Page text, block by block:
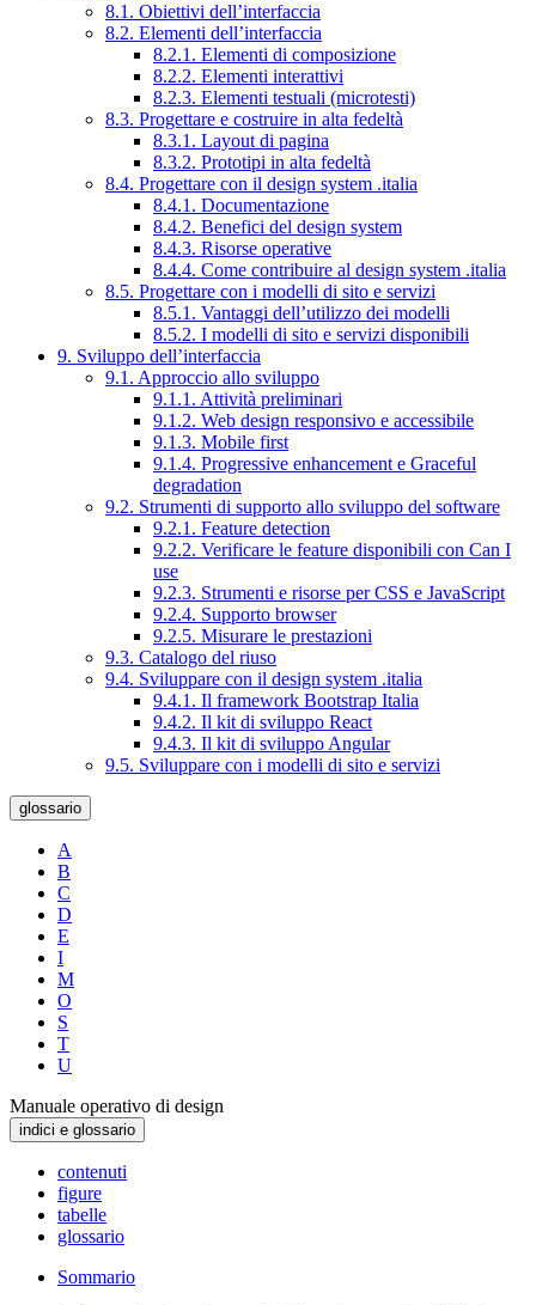
8.1. Obiettivi dell’interfaccia
8.2. Elementi dell’interfaccia
8.2.1. Elementi di composizione
8.2.2. Elementi interattivi
8.2.3. Elementi testuali (microtesti)
8.3. Progettare e costruire in alta fedeltà
8.3.1. Layout di pagina
8.3.2. Prototipi in alta fedeltà
8.4. Progettare con il design system .italia
8.4.1. Documentazione
8.4.2. Benefici del design system
8.4.3. Risorse operative
8.4.4. Come contribuire al design system .italia
8.5. Progettare con i modelli di sito e servizi
8.5.1. Vantaggi dell’utilizzo dei modelli
8.5.2. I modelli di sito e servizi disponibili
9. Sviluppo dell’interfaccia
9.1. Approccio allo sviluppo
9.1.1. Attività preliminari
9.1.2. Web design responsivo e accessibile
9.1.3. Mobile first
9.1.4. Progressive enhancement e Graceful
degradation
9.2. Strumenti di supporto allo sviluppo del software
9.2.1. Feature detection
9.2.2. Verificare le feature disponibili con Can I
use
9.2.3. Strumenti e risorse per CSS e JavaScript
9.2.4. Supporto browser
9.2.5. Misurare le prestazioni
9.3. Catalogo del riuso
9.4. Sviluppare con il design system .italia
9.4.1. Il framework Bootstrap Italia
9.4.2. Il kit di sviluppo React
9.4.3. Il kit di sviluppo Angular
9.5. Sviluppare con i modelli di sito e servizi
glossario
A
B
C
D
E
I
M
O
S
T
U
Manuale operativo di design
indici e glossario
contenuti
figure
tabelle
glossario
Sommario